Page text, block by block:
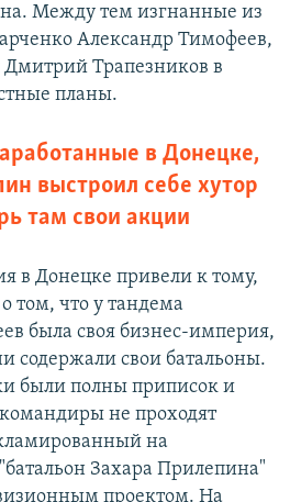
Между тем изгнанные из
Александр Тимофеев,
Дмитрий Трапезников в
планы.
в Донецке,
выстроил себе хутор
там свои акции
в Донецке привели к тому,
том, что у тандема
была своя бизнес-империя,
содержали свои батальоны.
были полны приписок и
не проходят
на
Захара Прилепина"
проектом. На